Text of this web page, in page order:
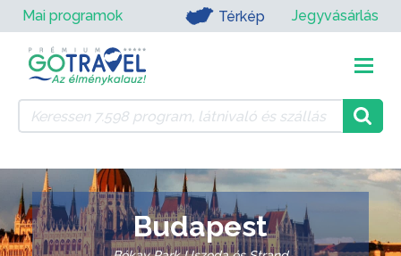
Mai programok Térkép Jegyvásárlás
Budapest